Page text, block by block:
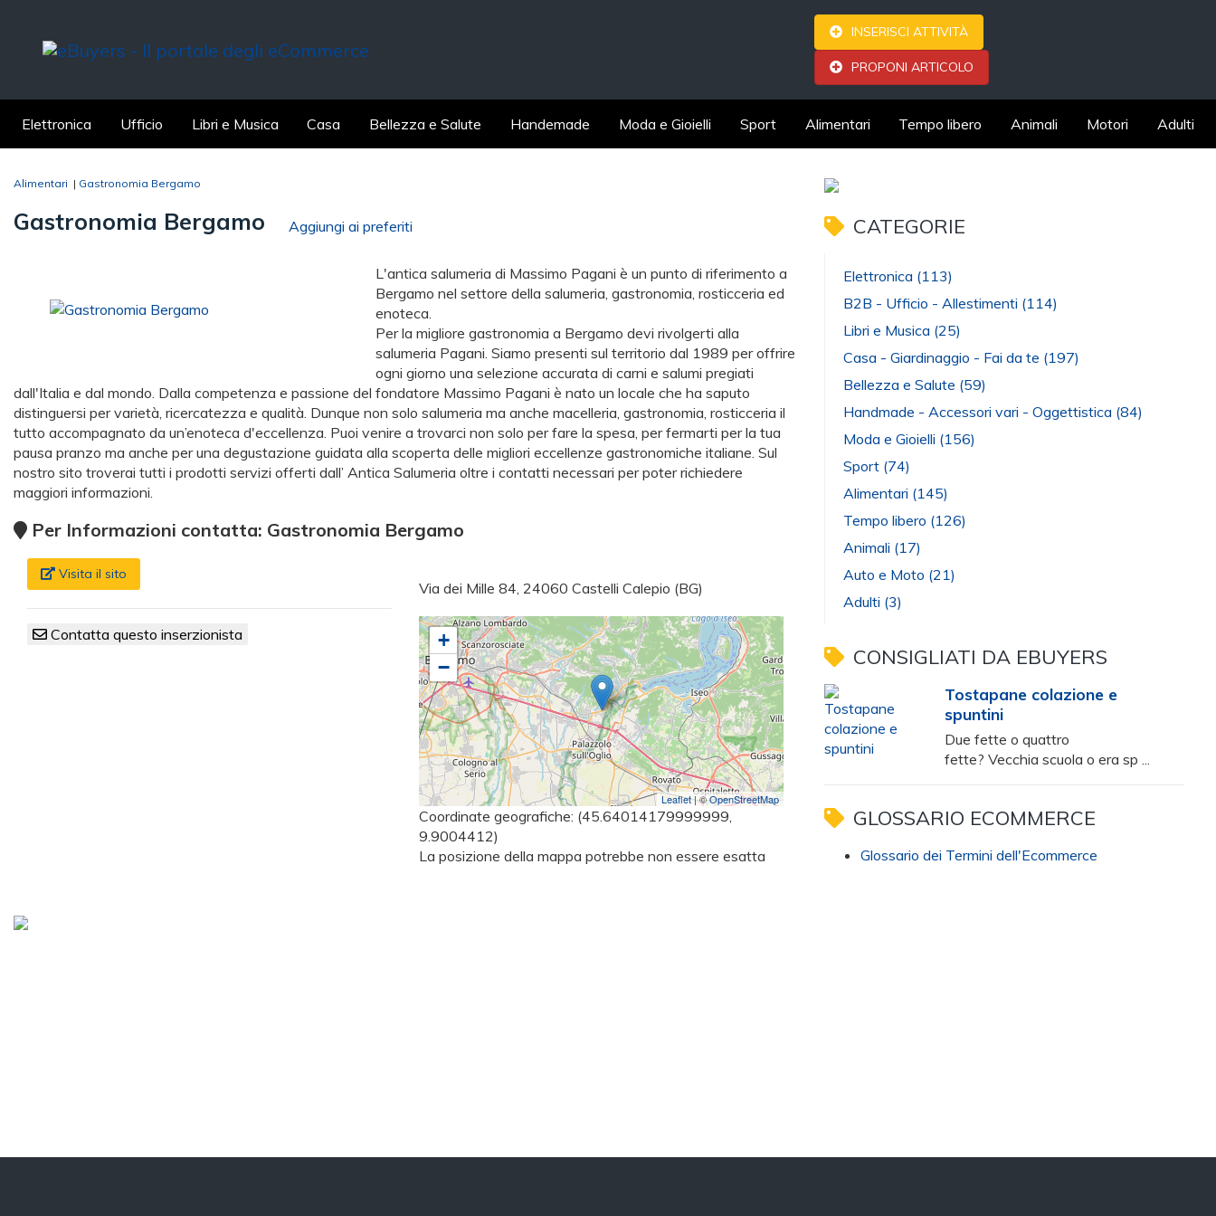
INSERISCI ATTIVITÀ
PROPONI ARTICOLO
Elettronica Ufficio Libri e Musica Casa Bellezza e Salute Handemade Moda e Gioielli Sport Alimentari Tempo libero Animali Motori Adulti
Alimentari | Gastronomia Bergamo
Gastronomia Bergamo Aggiungi ai preferiti
L'antica salumeria di Massimo Pagani è un punto di riferimento a
Bergamo nel settore della salumeria, gastronomia, rosticceria ed
enoteca.
Per la migliore gastronomia a Bergamo devi rivolgerti alla
salumeria Pagani. Siamo presenti sul territorio dal 1989 per offrire
ogni giorno una selezione accurata di carni e salumi pregiati
dall'Italia e dal mondo. Dalla competenza e passione del fondatore Massimo Pagani è nato un locale che ha saputo
distinguersi per varietà, ricercatezza e qualità. Dunque non solo salumeria ma anche macelleria, gastronomia, rosticceria il
tutto accompagnato da un’enoteca d'eccellenza. Puoi venire a trovarci non solo per fare la spesa, per fermarti per la tua
pausa pranzo ma anche per una degustazione guidata alla scoperta delle migliori eccellenze gastronomiche italiane. Sul
nostro sito troverai tutti i prodotti servizi offerti dall’ Antica Salumeria oltre i contatti necessari per poter richiedere
maggiori informazioni.
Per Informazioni contatta: Gastronomia Bergamo
Visita il sito
Contatta questo inserzionista
Via dei Mille 84, 24060 Castelli Calepio (BG)
+
−
Leaflet| ©OpenStreetMap
Coordinate geografiche: (45.64014179999999,
9.9004412)
La posizione della mappa potrebbe non essere esatta
CATEGORIE
Elettronica (113)
B2B - Ufficio - Allestimenti (114)
Libri e Musica (25)
Casa - Giardinaggio - Fai da te (197)
Bellezza e Salute (59)
Handmade - Accessori vari - Oggettistica (84)
Moda e Gioielli (156)
Sport (74)
Alimentari (145)
Tempo libero (126)
Animali (17)
Auto e Moto (21)
Adulti (3)
CONSIGLIATI DA EBUYERS
Tostapane colazione e
spuntini
Due fette o quattro
fette? Vecchia scuola o era sp ...
GLOSSARIO ECOMMERCE
Glossario dei Termini dell'Ecommerce